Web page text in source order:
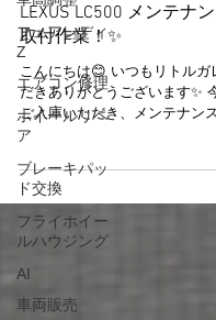
フェアレディ
Z
エアコン修理
ホイールリペ
ア
ブレーキパッ
ド交換
フライホイー
ルハウジング
AI
車両販売
LEXUS LC500 メンテナ
取付作業！✨
こんにちは😊 いつもリトルガ
だきありがとうございます✨
ご入庫いただき、メンテナン
業を実施いたしました🚗✨ 今
ガラスモールの交換をはじめ
着、左サイドブラケット交換
点検を行い、各部を丁寧に整
お客様がお持ち込みになられ
施工✨ 配線や動作確認を行い
車高調整と四輪アライメント